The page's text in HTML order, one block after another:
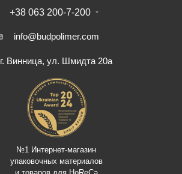
+38 063 200-7-200
info@budpolimer.com
г. Винница, ул. Шмидта 20а
№1 Интернет-магазин
упаковочных материалов